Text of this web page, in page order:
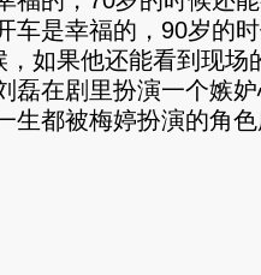
车是幸福的，90岁的
，如果他还能看到现场
磊在剧里扮演一个嫉
生都被梅婷扮演的角